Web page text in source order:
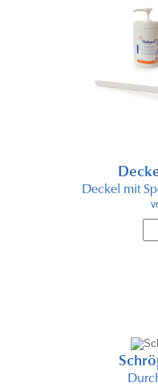
Deckel mit